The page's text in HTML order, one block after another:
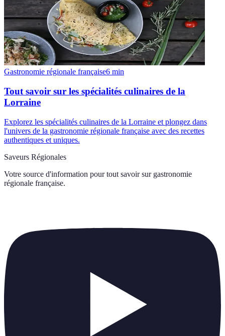
Gastronomie régionale française6 min
Tout savoir sur les spécialités culinaires de la
Lorraine
Explorez les spécialités culinaires de la Lorraine et plongez dans
l'univers de la gastronomie régionale française avec des recettes
authentiques et uniques.
Saveurs Régionales
Votre source d'information pour tout savoir sur gastronomie
régionale française.